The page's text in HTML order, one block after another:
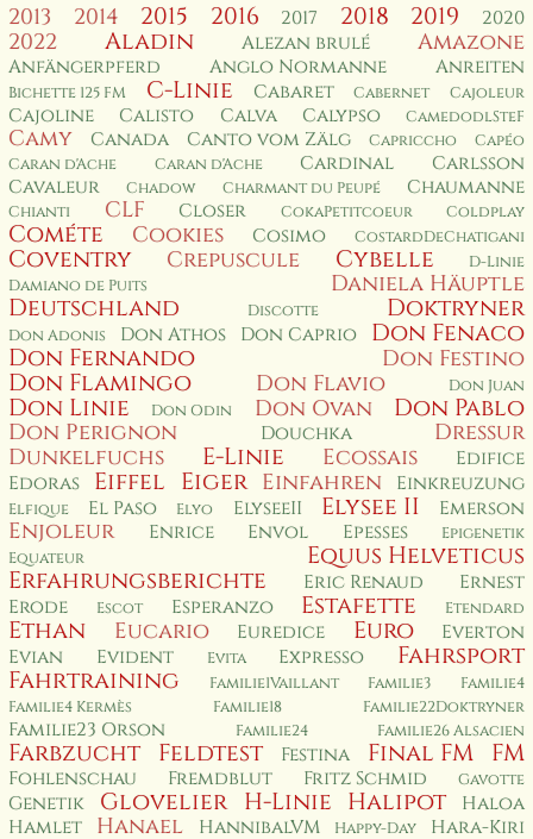
2013 2014 2015 2016 2017 2018 2019 2020
2022 Aladin Alezan brulé Amazone
Anfängerpferd Anglo Normanne Anreiten
Bichette 125 FM C-Linie Cabaret Cabernet Cajoleur
Cajoline Calisto Calva Calypso CamedodlSteF
Camy Canada Canto vom Zälg Capriccho
Capéo
Caran d'Ache
Caran d'Ache Cardinal
Carlsson
Cavaleur
Chadow Charmant du Peupé Chaumanne
Chianti CLF Closer CokaPetitcoeur Coldplay
Cométe Cookies Cosimo CostardDeChatigani
Coventry Crepuscule Cybelle
D-Linie
Damiano de Puits
Daniela Häuptle
Deutschland Discotte Doktryner
Don Adonis Don Athos Don Caprio
Don Fenaco
Don Fernando
Don Festino
Don Flamingo Don Flavio Don Juan
Don Linie Don Odin Don Ovan Don Pablo
Don Perignon Douchka
Dressur
Dunkelfuchs
E-Linie Ecossais
Edifice
Edoras
Eiffel Eiger Einfahren Einkreuzung
Elfique El Paso Elyo ElyseeII Elysee II Emerson
Enjoleur Enrice Envol Epesses
Epigenetik
Equateur
Equus Helveticus
Erfahrungsberichte
Eric Renaud
Ernest
Erode
Escot Esperanzo Estafette Etendard
Ethan Eucario Euredice Euro
Everton
Evian
Evident Evita Expresso
Fahrsport
Fahrtraining
Familie1Vaillant Familie3
Familie4
Familie4 Kermès
Familie18 Familie22Doktryner
Familie23 Orson Familie24 Familie26 Alsacien
Farbzucht Feldtest Festina Final FM FM
Fohlenschau Fremdblut Fritz Schmid Gavotte
Genetik Glovelier H-Linie Halipot
Haloa
Hamlet
Hanael HannibalVM Happy-Day Hara-Kiri